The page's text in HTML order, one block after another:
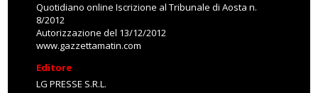
Quotidiano online Iscrizione al Tribunale di Aosta n.
8/2012
Autorizzazione del 13/12/2012
www.gazzettamatin.com
Editore
LG PRESSE S.R.L.